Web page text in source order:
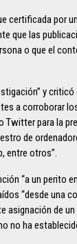
certificada por
que las
o que el
y
a corroborar
para la
de
entre otros”.
“a un perito
“desde una
asignación de
no ha